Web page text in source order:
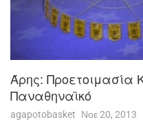
Άρης: Προετοιμασία
Παναθηναϊκό
agapotobasket Νοε 20, 2013